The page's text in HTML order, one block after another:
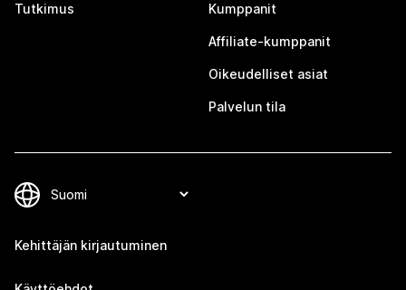
Tutkimus Kumppanit
Affiliate-kumppanit
Oikeudelliset asiat
Palvelun tila
Kehittäjän kirjautuminen